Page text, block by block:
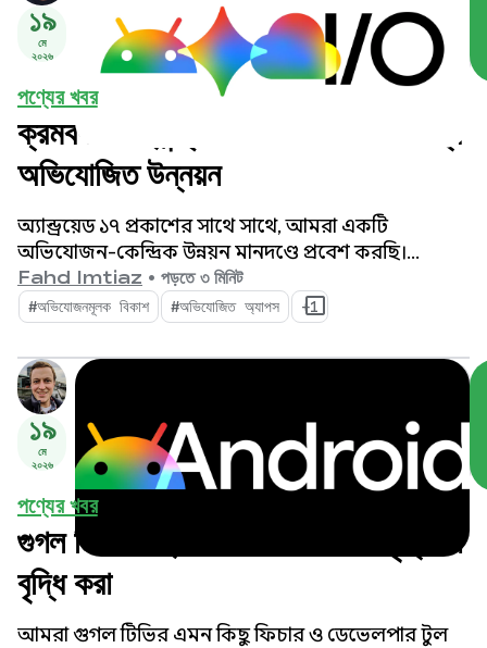
১৯
মে
২০২৬
পণ্যের খবর
ক্রমবর্ধমান অ্যান্ড্রয়েড ইকোসিস্টেমের জন্য
অভিযোজিত উন্নয়ন
অ্যান্ড্রয়েড ১৭ প্রকাশের সাথে সাথে, আমরা একটি
অভিযোজন-কেন্দ্রিক উন্নয়ন মানদণ্ডে প্রবেশ করছি।
আপনার ব্যবহারকারীরা এখন আর কোনো একটি নির্দিষ্ট
ডিভাইসের উপর নির্ভরশীল নন; তারা সারাদিন ধরে ফোন,
ফোল্ডেবল, ট্যাবলেট, ল্যাপটপ, গাড়ির ডিসপ্লে এবং
ইমারসিভ এক্সআর পরিবেশের মধ্যে আসা-যাওয়া করেন।
Fahd Imtiaz • পড়তে ৩ মিনিট
#অভিযোজনমূলক বিকাশ #অভিযোজিত অ্যাপস +1
১৯
মে
২০২৬
পণ্যের খবর
গুগল টিভিতে অ্যাপের পরিচিতি ও সম্পৃক্ততা
বৃদ্ধি করা
আমরা গুগল টিভির এমন কিছু ফিচার ও ডেভেলপার টুল